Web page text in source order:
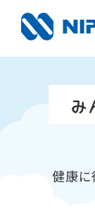
お薬と病気の
視て！聴いて
み
健康に